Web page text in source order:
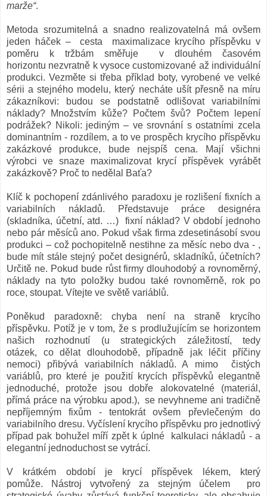
marže“.
Metoda srozumitelná a snadno realizovatelná má ovšem
jeden háček – cesta maximalizace krycího příspěvku v
poměru k tržbám směřuje v dlouhém časovém
horizontu nezvratně k vysoce customizované až individuální
produkci. Vezměte si třeba příklad boty, vyrobené ve velké
sérii a stejného modelu, který necháte ušít přesně na míru
zákazníkovi: budou se podstatně odlišovat variabilními
náklady? Množstvím kůže? Počtem švů? Počtem lepení
podrážek? Nikoli: jediným – ve srovnání s ostatními zcela
dominantním - rozdílem, a to ve prospěch krycího příspěvku
zakázkové produkce, bude nejspíš cena. Mají všichni
výrobci ve snaze maximalizovat krycí příspěvek vyrábět
zakázkově? Proč to nedělal Baťa?
Klíč k pochopení zdánlivého paradoxu je rozlišení fixních a
variabilních nákladů. Představuje práce designéra
(skladníka, účetní, atd. …) fixní náklad? V období jednoho
nebo pár měsíců ano. Pokud však firma zdesetinásobí svou
produkci – což pochopitelně nestihne za měsíc nebo dva - ,
bude mít stále stejný počet designérů, skladníků, účetních?
Určitě ne. Pokud bude růst firmy dlouhodobý a rovnoměrný,
náklady na tyto položky budou také rovnoměrně, rok po
roce, stoupat. Vítejte ve světě variáblů.
Poněkud paradoxně: chyba není na straně krycího
příspěvku. Potíž je v tom, že s prodlužujícím se horizontem
našich rozhodnutí (u strategických záležitostí, tedy
otázek, co dělat dlouhodobě, případně jak léčit příčiny
nemoci) přibývá variabilních nákladů. A mimo čistých
variáblů, pro které je použití krycích příspěvků elegantně
jednoduché, protože jsou dobře alokovatelné (materiál,
přímá práce na výrobku apod.), se nevyhneme ani tradičně
nepříjemným fixům - tentokrát ovšem převlečeným do
variabilního dresu. Vyčíslení krycího příspěvku pro jednotlivý
případ pak bohužel míří zpět k úplné kalkulaci nákladů - a
elegantní jednoduchost se vytrácí.
V krátkém období je krycí příspěvek lékem, který
pomůže. Nástroj vytvořený za stejným účelem pro